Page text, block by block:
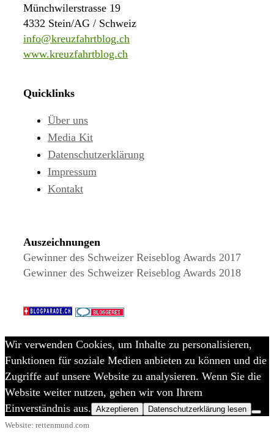
Münchwilerstrasse 19
4332 Stein/AG / Schweiz
info@kreuzfahrtblog.ch
www.kreuzfahrtblog.ch
Quicklinks
Über uns
Media Kit
Datenschutzerklärung
Impressum
Kontakt
Auszeichnungen
Gewinner des Schweizer Reiseblog Awards 2017
Gewinner des Schweizer Reiseblog Awards 2018
Website: rettenmund.com
Wir verwenden Cookies, um Inhalte zu personalisieren,
Funktionen für soziale Medien anbieten zu können und die
Zugriffe auf unsere Website zu analysieren. Wenn Sie die
Website weiter nutzen, gehen wir von Ihrem
Einverständnis aus. Akzeptieren Datenschutzerklärung lesen